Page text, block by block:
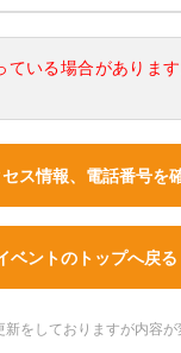
いる場合がありま
ス情報、電話番号を
ベントのトップへ戻る
をしておりますが内容